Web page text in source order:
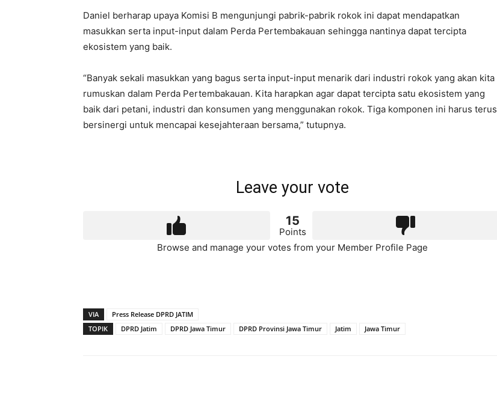
Daniel berharap upaya Komisi B mengunjungi pabrik-pabrik rokok ini dapat mendapatkan
masukkan serta input-input dalam Perda Pertembakauan sehingga nantinya dapat tercipta
ekosistem yang baik.
“Banyak sekali masukkan yang bagus serta input-input menarik dari industri rokok yang akan kita
rumuskan dalam Perda Pertembakauan. Kita harapkan agar dapat tercipta satu ekosistem yang
baik dari petani, industri dan konsumen yang menggunakan rokok. Tiga komponen ini harus terus
bersinergi untuk mencapai kesejahteraan bersama,” tutupnya.
Leave your vote
15
Points
Browse and manage your votes from your Member Profile Page
VIA
Press Release DPRD JATIM
TOPIK
DPRD Jatim DPRD Jawa Timur DPRD Provinsi Jawa Timur Jatim Jawa Timur